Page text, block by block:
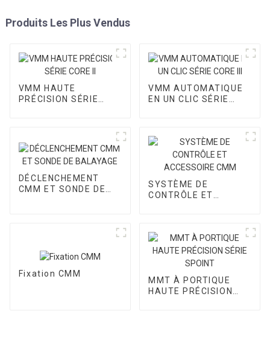
Produits Les Plus Vendus
VMM HAUTE
PRÉCISION SÉRIE
VMM AUTOMATIQUE
EN UN CLIC SÉRIE
DÉCLENCHEMENT
CMM ET SONDE DE
SYSTÈME DE
CONTRÔLE ET
Fixation CMM
MMT À PORTIQUE
HAUTE PRÉCISION